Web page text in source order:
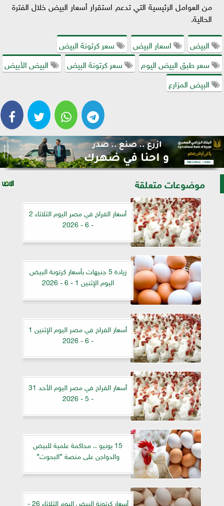
من العوامل الرئيسية التي تدعم استقرار أسعار البيض خلال الفترة
الحالية.
البيض
اسعار البيض
سعر كرتونة البيض
سعر طبق البيض اليوم
سعر كرتونة البيض
البيض الأبيض
البيض المزارع
موضوعات متعلقة
أسعار الفراخ في مصر اليوم الثلاثاء 2
- 6 - 2026
زيادة 5 جنيهات بأسعار كرتونة البيض
اليوم الإثنين 1 - 6 - 2026
أسعار الفراخ في مصر اليوم الإثنين 1
- 6 - 2026
أسعار الفراخ في مصر اليوم الأحد 31
- 5 - 2026
15 يونيو .. محاكمة علمية للبيض
والدواجن على منصة ”البحوث”
أسعار كرتونة البيض اليوم الثلاثاء 26 -